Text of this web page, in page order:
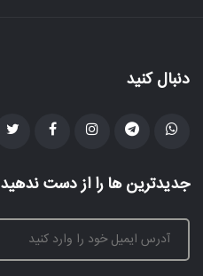
دنبال کنید
جدیدترین ها را از دست ندهید